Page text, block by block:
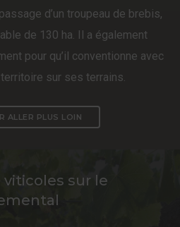
d’un troupeau de brebis,
de 130 ha. Il a également
pour qu’il conventionne avec
sur ses terrains.
ALLER PLUS LOIN
sur le